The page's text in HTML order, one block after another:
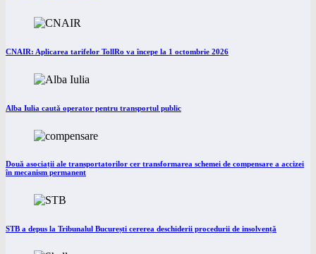
CNAIR: Aplicarea tarifelor TollRo va începe la 1 octombrie 2026
Alba Iulia caută operator pentru transportul public
Două asociații ale transportatorilor cer transformarea schemei de compensare a accizei
în mecanism permanent
STB a depus la Tribunalul București cererea deschiderii procedurii de insolvență